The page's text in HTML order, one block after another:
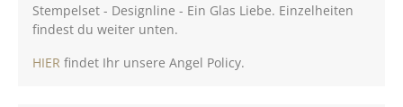
Stempelset - Designline - Ein Glas Liebe. Einzelheiten
findest du weiter unten.
HIER findet Ihr unsere Angel Policy.